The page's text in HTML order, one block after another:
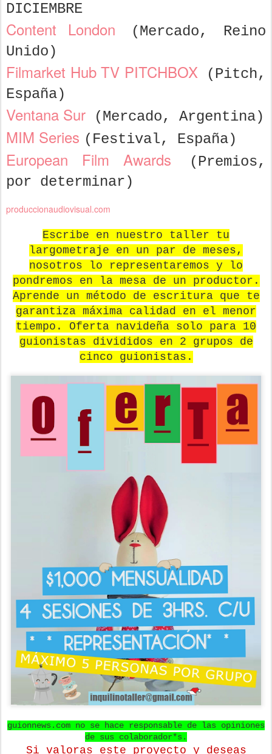
DICIEMBRE
Content London (Mercado, Reino
Unido)
Filmarket Hub TV PITCHBOX(Pitch,
España)
Ventana Sur (Mercado, Argentina)
MIM Series (Festival, España)
European Film Awards (Premios,
por determinar)
produccionaudiovisual.com
Escribe en nuestro taller tu
largometraje en un par de meses,
nosotros lo representaremos y lo
pondremos en la mesa de un productor.
Aprende un método de escritura que te
garantiza máxima calidad en el menor
tiempo. Oferta navideña solo para 10
guionistas divididos en 2 grupos de
cinco guionistas.
guionnews.com no se hace responsable de las opiniones
de sus colaborador*s.
Si valoras este proyecto y deseas